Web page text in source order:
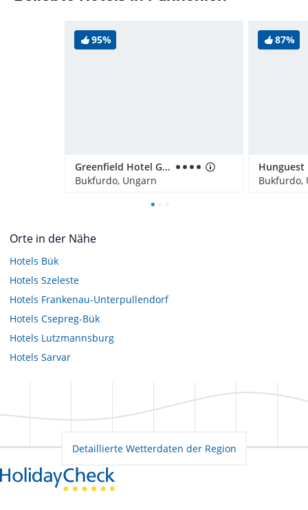
95%
Greenfield Hotel Golf & Spa
Bukfurdo, Ungarn
87%
Hunguest
Bukfurdo,
Orte in der Nähe
Hotels Bük
Hotels Szeleste
Hotels Frankenau-Unterpullendorf
Hotels Csepreg-Bük
Hotels Lutzmannsburg
Hotels Sarvar
Detaillierte Wetterdaten der Region